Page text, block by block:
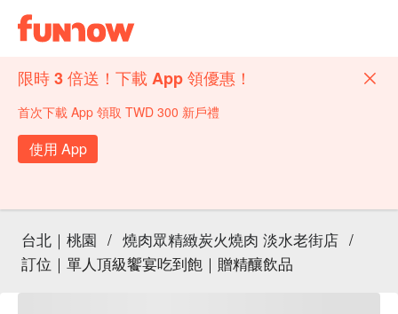
限時 3 倍送！下載 App 領優惠！
首次下載 App 領取 TWD 300 新戶禮
使用 App
台北｜桃園 / 燒肉眾精緻炭火燒肉 淡水老街店 /
訂位｜單人頂級饗宴吃到飽｜贈精釀飲品